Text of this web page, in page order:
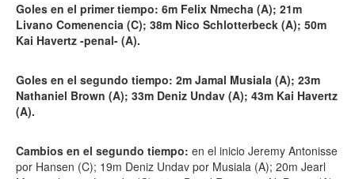
Goles en el primer tiempo: 6m Felix Nmecha (A); 21m
Livano Comenencia (C); 38m Nico Schlotterbeck (A); 50m
Kai Havertz -penal- (A).
Goles en el segundo tiempo: 2m Jamal Musiala (A); 23m
Nathaniel Brown (A); 33m Deniz Undav (A); 43m Kai Havertz
(A).
Cambios en el segundo tiempo: en el inicio Jeremy Antonisse
por Hansen (C); 19m Deniz Undav por Musiala (A); 20m Jearl